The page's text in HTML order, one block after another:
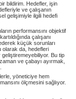
bildirim. Hedefler, işin
ve çalışanın
gelişimiyle ilgili hedefi
performansını objektif
çalışanı
küçük sorunları
olarak da, hedefleri
Bu tip
ve çabayı ayırmak,
yöneticiye hem
ölçmesini sağlıyor.